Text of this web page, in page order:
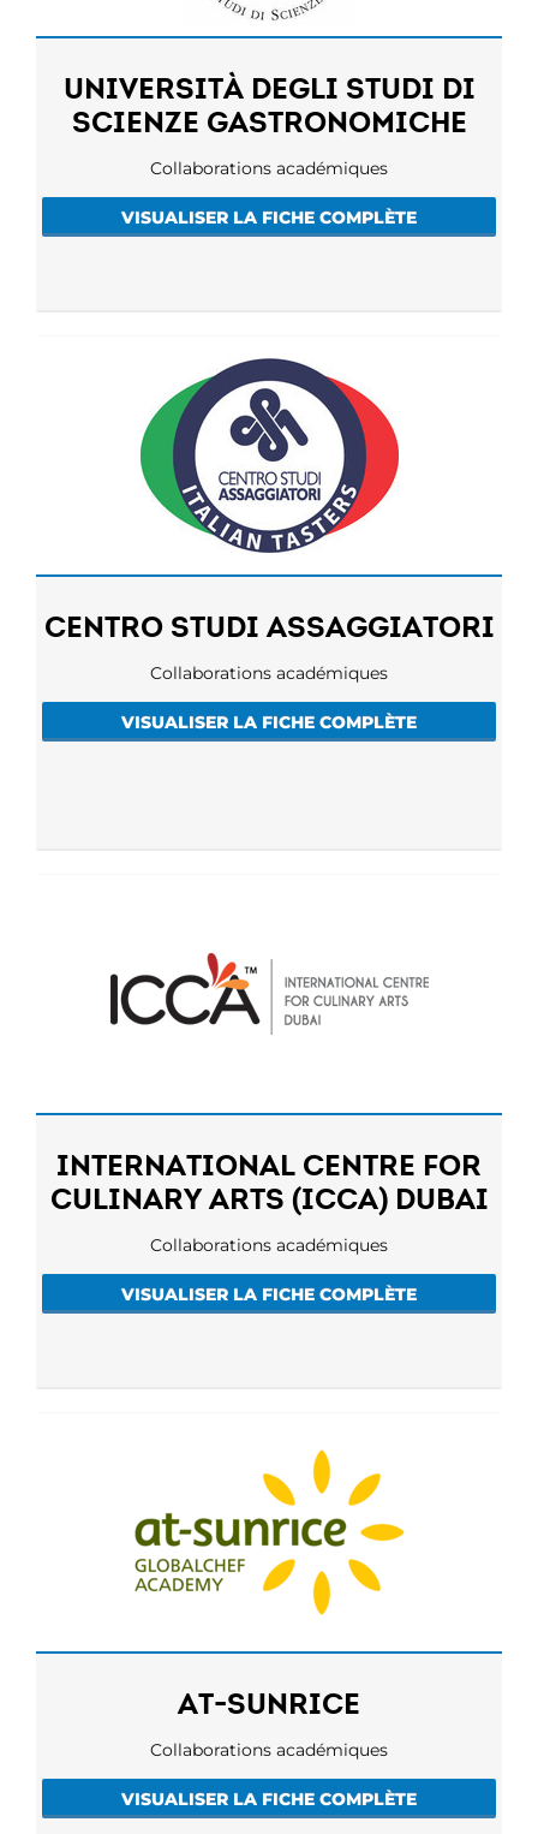
UNIVERSITÀ DEGLI STUDI DI
SCIENZE GASTRONOMICHE
Collaborations académiques
VISUALISER LA FICHE COMPLÈTE
CENTRO STUDI ASSAGGIATORI
Collaborations académiques
VISUALISER LA FICHE COMPLÈTE
INTERNATIONAL CENTRE FOR
CULINARY ARTS (ICCA) DUBAI
Collaborations académiques
VISUALISER LA FICHE COMPLÈTE
AT-SUNRICE
Collaborations académiques
VISUALISER LA FICHE COMPLÈTE